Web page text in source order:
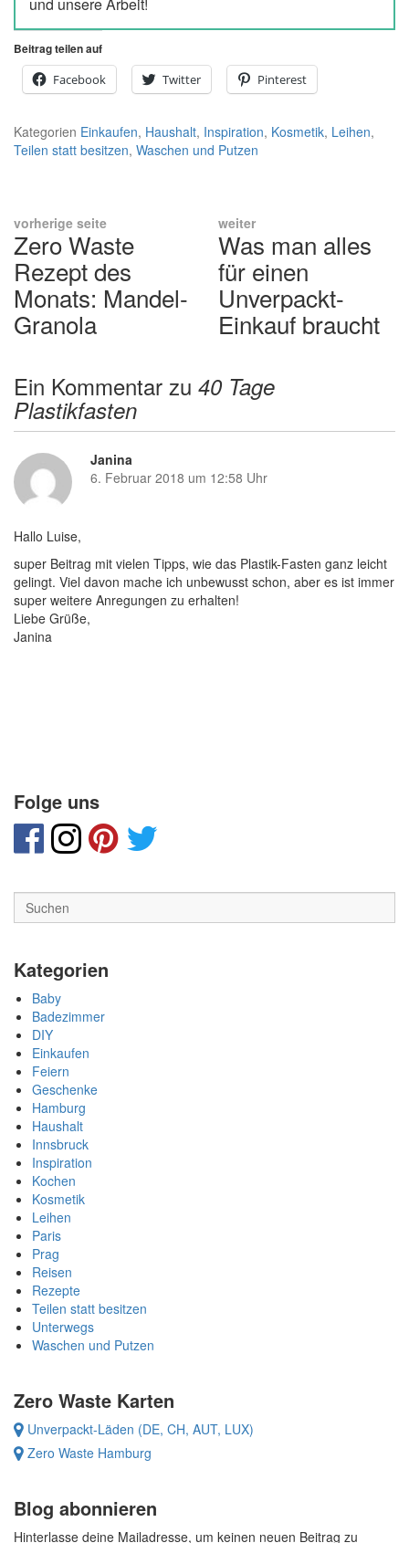
und unsere Arbeit!
Beitrag teilen auf
Facebook
Twitter Pinterest
Kategorien Einkaufen, Haushalt, Inspiration, Kosmetik, Leihen,
Teilen statt besitzen, Waschen und Putzen
Beitrags-
Navigation
vorherige seite
Previous
post:
Zero Waste
Rezept des
Monats: Mandel-
Granola
weiter
Next
post:
Was man alles
für einen
Unverpackt-
Einkauf braucht
Ein Kommentar zu 40 Tage
Plastikfasten
Janina
a
6. Februar 2018 um 12:58 Uhr
Hallo Luise,
super Beitrag mit vielen Tipps, wie das Plastik-Fasten ganz leicht
gelingt. Viel davon mache ich unbewusst schon, aber es ist immer
super weitere Anregungen zu erhalten!
Liebe Grüße,
Janina
Folge uns
Kategorien
Baby
Badezimmer
DIY
Einkaufen
Feiern
Geschenke
Hamburg
Haushalt
Innsbruck
Inspiration
Kochen
Kosmetik
Leihen
Paris
Prag
Reisen
Rezepte
Teilen statt besitzen
Unterwegs
Waschen und Putzen
Zero Waste Karten
Unverpackt-Läden (DE, CH, AUT, LUX)
Zero Waste Hamburg
Blog abonnieren
Hinterlasse deine Mailadresse, um keinen neuen Beitrag zu